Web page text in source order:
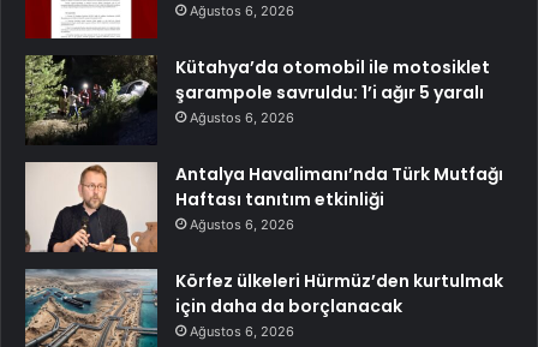
Ağustos 6, 2026
Kütahya’da otomobil ile motosiklet
şarampole savruldu: 1’i ağır 5 yaralı
Ağustos 6, 2026
Antalya Havalimanı’nda Türk Mutfağı
Haftası tanıtım etkinliği
Ağustos 6, 2026
Körfez ülkeleri Hürmüz’den kurtulmak
için daha da borçlanacak
Ağustos 6, 2026